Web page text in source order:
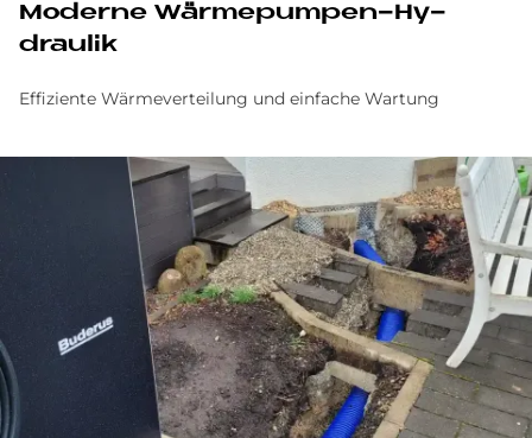
Mo­der­ne Wär­me­pum­pen-Hy­
drau­lik
Effiziente Wärmeverteilung und einfache Wartung